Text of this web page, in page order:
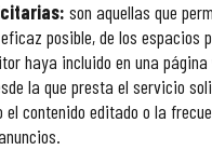
son aquellas que
posible, de los espacios
haya incluido en una
la que presta el servicio
contenido editado o la